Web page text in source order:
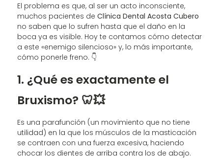
El problema es que, al ser un acto inconsciente,
muchos pacientes de Clínica Dental Acosta Cubero
no saben que lo sufren hasta que el daño en la
boca ya es visible. Hoy te contamos cómo detectar
a este «enemigo silencioso» y, lo más importante,
cómo ponerle freno. 👇
1. ¿Qué es exactamente el
Bruxismo? 🦷💥
Es una parafunción (un movimiento que no tiene
utilidad) en la que los músculos de la masticación
se contraen con una fuerza excesiva, haciendo
chocar los dientes de arriba contra los de abajo.